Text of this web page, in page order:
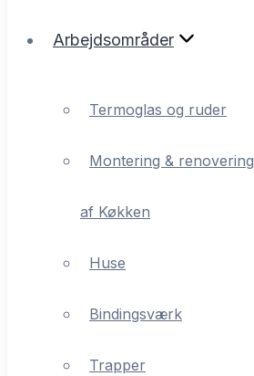
Termoglas og ruder
Arbejdsområder
Termoglas og ruder
Montering & renovering
af Køkken
Huse
Bindingsværk
Trapper